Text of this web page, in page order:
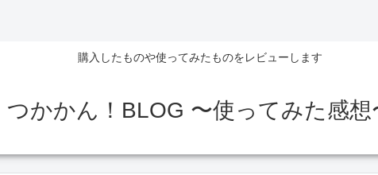
購入したものや使ってみたものをレビューします
つかかん！BLOG 〜使ってみた感想